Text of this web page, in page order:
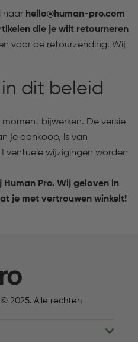
naar hello@human-pro.com
die je wilt retourneren
voor de retourzending. Wij
in dit beleid
bijwerken. De versie
je aankoop, is van
wijzigingen worden
Pro. Wij geloven in
je met vertrouwen winkelt!
2025. Alle rechten